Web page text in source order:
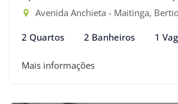
Avenida Anchieta - Maitinga,
2 Quartos 2 Banheiros 1
Mais informações